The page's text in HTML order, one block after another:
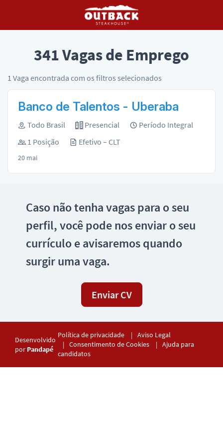
341Vagas de Emprego
1 Vaga encontrada com os filtros selecionados
Banco de Talentos - Uberaba
Todo Brasil Presencial
Período Integral
1 Posição
Efetivo – CLT
20 mai
Caso não tenha vagas para o seu
perfil, você pode nos enviar o seu
currículo e avisaremos quando
surgir uma vaga.
Enviar CV
Desenvolvido
por Pandapé
Política de privacidade
Aviso Legal
Consentimento de Cookies
Ajuda para
candidatos